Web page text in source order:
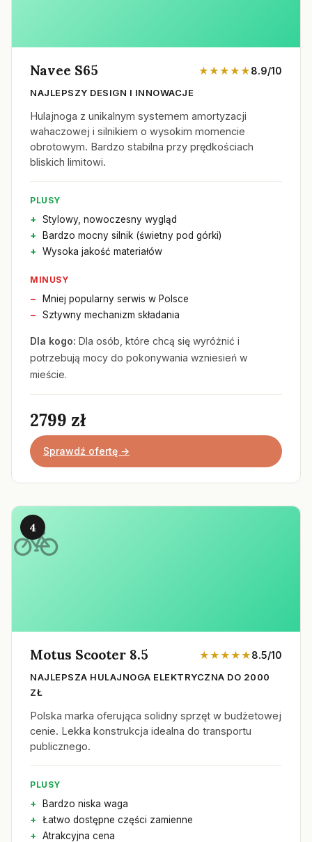
Navee S65 ★★★★★8.9/10
NAJLEPSZY DESIGN I INNOWACJE
Hulajnoga z unikalnym systemem amortyzacji
wahaczowej i silnikiem o wysokim momencie
obrotowym. Bardzo stabilna przy prędkościach
bliskich limitowi.
PLUSY
Stylowy, nowoczesny wygląd
Bardzo mocny silnik (świetny pod górki)
Wysoka jakość materiałów
MINUSY
Mniej popularny serwis w Polsce
Sztywny mechanizm składania
Dla kogo: Dla osób, które chcą się wyróżnić i
potrzebują mocy do pokonywania wzniesień w
mieście.
2799 zł
Sprawdź ofertę →
4
Motus Scooter 8.5 ★★★★★8.5/10
NAJLEPSZA HULAJNOGA ELEKTRYCZNA DO 2000
ZŁ
Polska marka oferująca solidny sprzęt w budżetowej
cenie. Lekka konstrukcja idealna do transportu
publicznego.
PLUSY
Bardzo niska waga
Łatwo dostępne części zamienne
Atrakcyjna cena